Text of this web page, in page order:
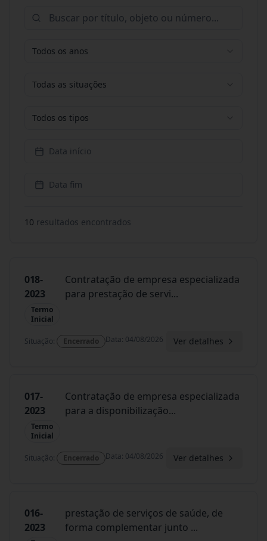
Todos os anos
Todas as situações
Todos os tipos
Data início
Data fim
10 resultados encontrados
018-
2023
Termo
Inicial
Contratação de empresa especializada
para prestação de servi...
Situação: Encerrado Data: 04/08/2026 Ver detalhes
017-
2023
Termo
Inicial
Contratação de empresa especializada
para a disponibilização...
Situação: Encerrado Data: 04/08/2026 Ver detalhes
016-
2023
prestação de serviços de saúde, de
forma complementar junto ...